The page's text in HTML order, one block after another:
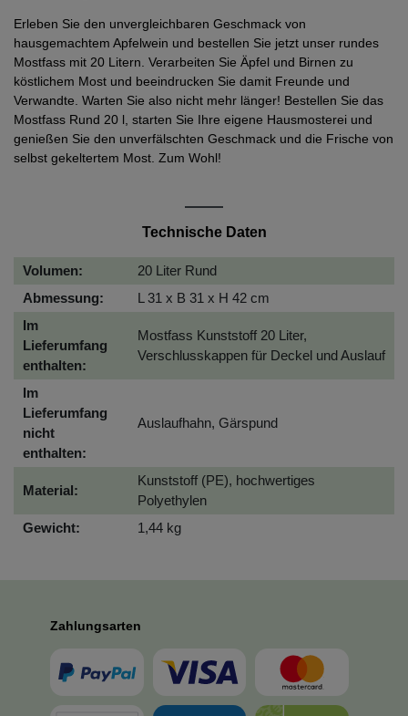
Erleben Sie den unvergleichbaren Geschmack von
hausgemachtem Apfelwein und bestellen Sie jetzt unser rundes
Mostfass mit 20 Litern. Verarbeiten Sie Äpfel und Birnen zu
köstlichem Most und beeindrucken Sie damit Freunde und
Verwandte. Warten Sie also nicht mehr länger! Bestellen Sie das
Mostfass Rund 20 l, starten Sie Ihre eigene Hausmosterei und
genießen Sie den unverfälschten Geschmack und die Frische von
selbst gekeltertem Most. Zum Wohl!
Technische Daten
Volumen:
20 Liter Rund
Abmessung:
L 31 x B 31 x H 42 cm
Im
Lieferumfang
enthalten:
Mostfass Kunststoff 20 Liter,
Verschlusskappen für Deckel und Auslauf
Im
Lieferumfang
nicht
enthalten:
Auslaufhahn, Gärspund
Material:
Kunststoff (PE), hochwertiges
Polyethylen
Gewicht:
1,44 kg
Zahlungsarten